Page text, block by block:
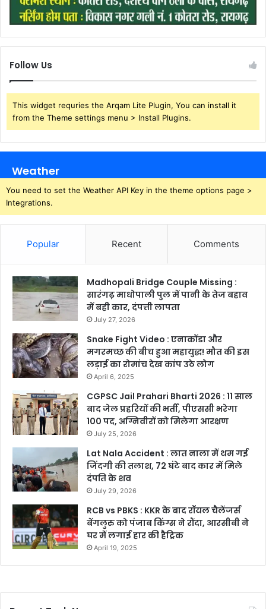
Follow Us
This widget requries the Arqam Lite Plugin, You can install it
from the Theme settings menu > Install Plugins.
Weather
You need to set the Weather API Key in the theme options page >
Integrations.
Popular Recent Comments
Madhopali Bridge Couple Missing :
सारंगढ़ माधोपाली पुल में पानी के तेज बहाव
में बही कार, दंपत्ती लापता
July 27, 2026
Snake Fight Video : एनाकोंडा और
मगरमच्छ की बीच हुआ महायुद्ध! मौत की इस
लड़ाई का रोमांच देख कांप उठे लोग
April 6, 2025
CGPSC Jail Prahari Bharti 2026 : 11 साल
बाद जेल प्रहरियों की भर्ती, पीएससी भरेगा
100 पद, अग्निवीरों को मिलेगा आरक्षण
July 25, 2026
Lat Nala Accident : लात नाला में थम गई
जिंदगी की तलाश, 72 घंटे बाद कार में मिले
दंपति के शव
July 29, 2026
RCB vs PBKS : KKR के बाद रॉयल चैलेंजर्स
बेंगलुरु को पंजाब किंग्स ने रौंदा, आरसीबी ने
घर में लगाई हार की हैट्रिक
April 19, 2025